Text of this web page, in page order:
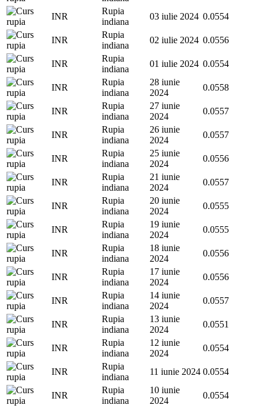
INR
Rupia
indiana
03 iulie 2024 0.0554
INR
Rupia
indiana
02 iulie 2024 0.0556
INR
Rupia
indiana
01 iulie 2024 0.0554
INR
Rupia
indiana
28 iunie
2024
0.0558
INR
Rupia
indiana
27 iunie
2024
0.0557
INR
Rupia
indiana
26 iunie
2024
0.0557
INR
Rupia
indiana
25 iunie
2024
0.0556
INR
Rupia
indiana
21 iunie
2024
0.0557
INR
Rupia
indiana
20 iunie
2024
0.0555
INR
Rupia
indiana
19 iunie
2024
0.0555
INR
Rupia
indiana
18 iunie
2024
0.0556
INR
Rupia
indiana
17 iunie
2024
0.0556
INR
Rupia
indiana
14 iunie
2024
0.0557
INR
Rupia
indiana
13 iunie
2024
0.0551
INR
Rupia
indiana
12 iunie
2024
0.0554
INR
Rupia
indiana
11 iunie 2024 0.0554
INR
Rupia
indiana
10 iunie
2024
0.0554